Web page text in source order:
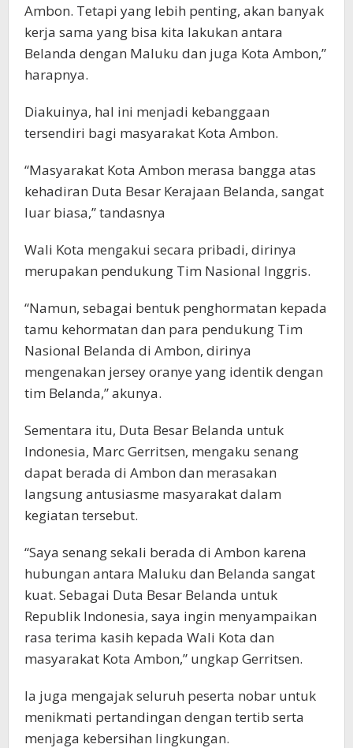
Ambon. Tetapi yang lebih penting, akan banyak
kerja sama yang bisa kita lakukan antara
Belanda dengan Maluku dan juga Kota Ambon,”
harapnya.
Diakuinya, hal ini menjadi kebanggaan
tersendiri bagi masyarakat Kota Ambon.
“Masyarakat Kota Ambon merasa bangga atas
kehadiran Duta Besar Kerajaan Belanda, sangat
luar biasa,” tandasnya
Wali Kota mengakui secara pribadi, dirinya
merupakan pendukung Tim Nasional Inggris.
“Namun, sebagai bentuk penghormatan kepada
tamu kehormatan dan para pendukung Tim
Nasional Belanda di Ambon, dirinya
mengenakan jersey oranye yang identik dengan
tim Belanda,” akunya.
Sementara itu, Duta Besar Belanda untuk
Indonesia, Marc Gerritsen, mengaku senang
dapat berada di Ambon dan merasakan
langsung antusiasme masyarakat dalam
kegiatan tersebut.
“Saya senang sekali berada di Ambon karena
hubungan antara Maluku dan Belanda sangat
kuat. Sebagai Duta Besar Belanda untuk
Republik Indonesia, saya ingin menyampaikan
rasa terima kasih kepada Wali Kota dan
masyarakat Kota Ambon,” ungkap Gerritsen.
Ia juga mengajak seluruh peserta nobar untuk
menikmati pertandingan dengan tertib serta
menjaga kebersihan lingkungan.